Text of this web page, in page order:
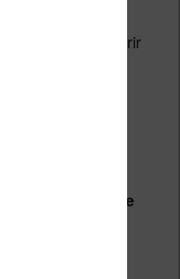
accès à
et cela doit offrir
un moyen de se
services de
Kindle au
concurrentes de
que le marché